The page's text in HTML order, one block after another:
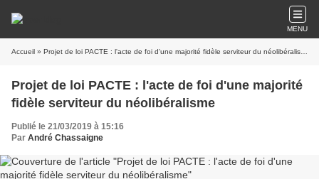
MENU
Accueil » Projet de loi PACTE : l'acte de foi d'une majorité fidèle serviteur du néolibéralisme
Projet de loi PACTE : l'acte de foi d'une majorité
fidèle serviteur du néolibéralisme
Publié le 21/03/2019 à 15:16
Par André Chassaigne